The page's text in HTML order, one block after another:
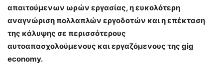
απαιτούμενων ωρών εργασίας, η ευκολότερη
αναγνώριση πολλαπλών εργοδοτών και η επέκταση
της κάλυψης σε περισσότερους
αυτοαπασχολούμενους και εργαζόμενους της gig
economy.